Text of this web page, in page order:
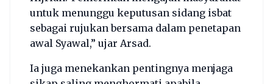
untuk menunggu keputusan sidang isbat
sebagai rujukan bersama dalam penetapan
awal Syawal,” ujar Arsad.
Ia juga menekankan pentingnya menjaga